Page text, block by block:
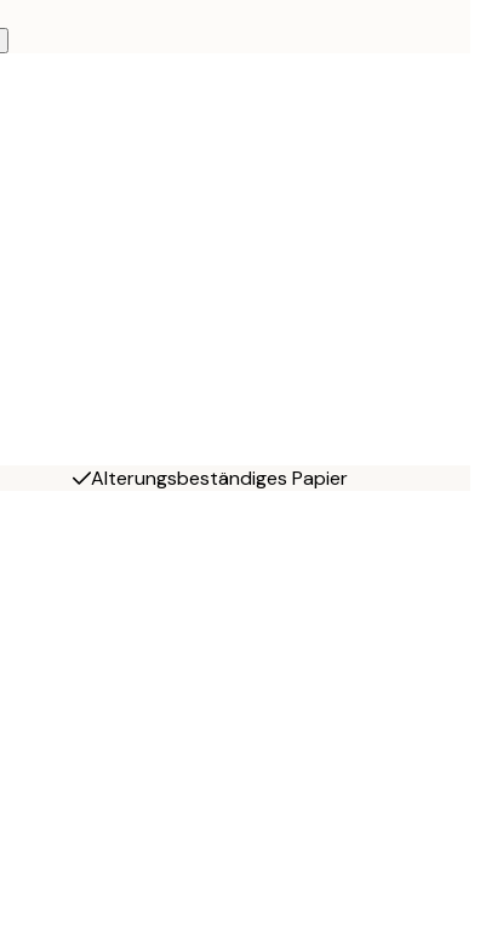
Alterungsbeständiges Papier